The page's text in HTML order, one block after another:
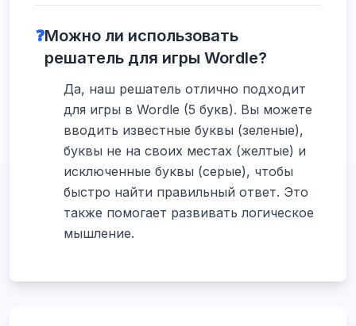
❓Можно ли использовать
решатель для игры Wordle?
Да, наш решатель отлично подходит
для игры в Wordle (5 букв). Вы можете
вводить известные буквы (зеленые),
буквы не на своих местах (желтые) и
исключенные буквы (серые), чтобы
быстро найти правильный ответ. Это
также помогает развивать логическое
мышление.